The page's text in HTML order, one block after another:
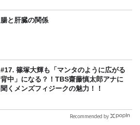
腸と肝臓の関係
#17. 篠塚大輝も「マンタのように広がる
背中」になる？！TBS齋藤慎太郎アナに
聞くメンズフィジークの魅力！！
Recommended by